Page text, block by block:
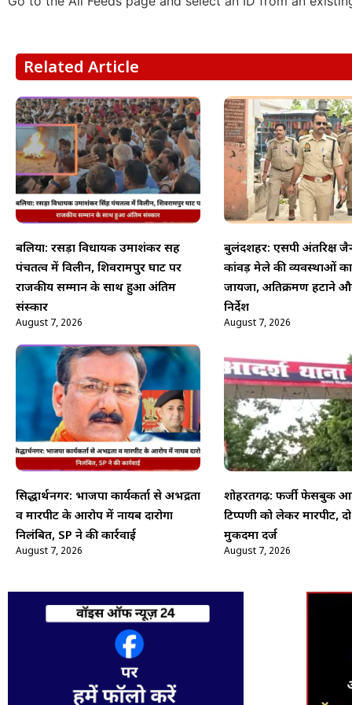
Related Article
बलिया: रसड़ा विधायक उमाशंकर सिंह
पंचतत्व में विलीन, शिवरामपुर घाट पर
राजकीय सम्मान के साथ हुआ अंतिम
संस्कार
August 7, 2026
बुलंदशहर: एसपी अंतरिक्ष
कांवड़ मेले की व्यवस्थाओं का
जायजा, अतिक्रमण हटाने
निर्देश
August 7, 2026
सिद्धार्थनगर: भाजपा कार्यकर्ता से अभद्रता
व मारपीट के आरोप में नायब दारोगा
निलंबित, SP ने की कार्रवाई
August 7, 2026
शोहरतगढ़: फर्जी फेसबुक
टिप्पणी को लेकर मारपीट,
मुकदमा दर्ज
August 7, 2026